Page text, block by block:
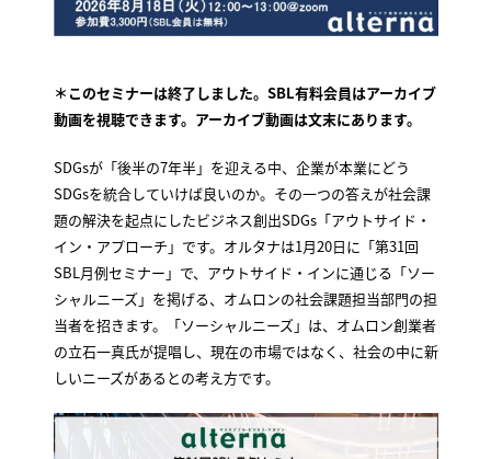
＊このセミナーは終了しました。SBL有料会員はアーカイブ
動画を視聴できます。アーカイブ動画は文末にあります。
SDGsが「後半の7年半」を迎える中、企業が本業にどう
SDGsを統合していけば良いのか。その一つの答えが社会課
題の解決を起点にしたビジネス創出SDGs「アウトサイド・
イン・アプローチ」です。オルタナは1月20日に「第31回
SBL月例セミナー」で、アウトサイド・インに通じる「ソー
シャルニーズ」を掲げる、オムロンの社会課題担当部門の担
当者を招きます。「ソーシャルニーズ」は、オムロン創業者
の立石一真氏が提唱し、現在の市場ではなく、社会の中に新
しいニーズがあるとの考え方です。